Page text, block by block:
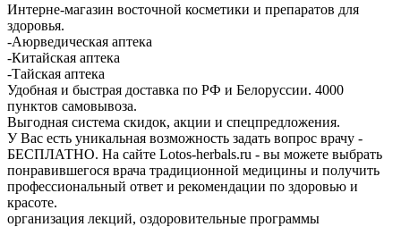
Интерне-магазин восточной косметики и препаратов для
здоровья.
-Аюрведическая аптека
-Китайская аптека
-Тайская аптека
Удобная и быстрая доставка по РФ и Белоруссии. 4000
пунктов самовывоза.
Выгодная система скидок, акции и спецпредложения.
У Вас есть уникальная возможность задать вопрос врачу -
БЕСПЛАТНО. На сайте Lotos-herbals.ru - вы можете выбрать
понравившегося врача традиционной медицины и получить
профессиональный ответ и рекомендации по здоровью и
красоте.
организация лекций, оздоровительные программы